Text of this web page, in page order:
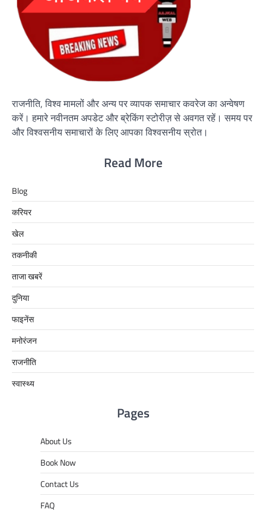
राजनीति, विश्व मामलों और अन्य पर व्यापक समाचार कवरेज का अन्वेषण
करें। हमारे नवीनतम अपडेट और ब्रेकिंग स्टोरीज़ से अवगत रहें। समय पर
और विश्वसनीय समाचारों के लिए आपका विश्वसनीय स्रोत।
Read More
Blog
करियर
खेल
तकनीकी
ताजा खबरें
दुनिया
फाइनेंस
मनोरंजन
राजनीति
स्वास्थ्य
Pages
About Us
Book Now
Contact Us
FAQ